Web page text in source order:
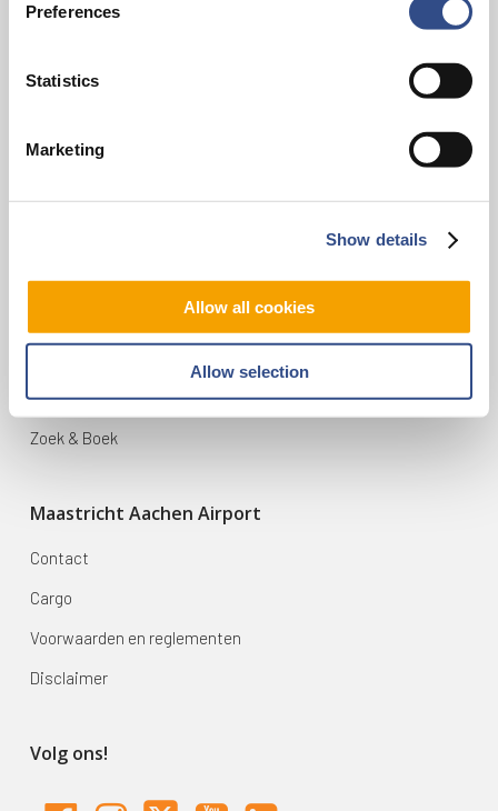
Preferences
Statistics
Marketing
Show details
Allow all cookies
Allow selection
Contact
6199 AD Maastricht Airport
infodesk@maa.nl
Mijn reis
Zoek & Boek
Maastricht Aachen Airport
Contact
Cargo
Voorwaarden en reglementen
Disclaimer
Volg ons!